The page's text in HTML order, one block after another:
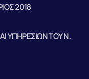
2018
ΥΠΗΡΕΣΙΩΝ ΤΟΥ Ν.